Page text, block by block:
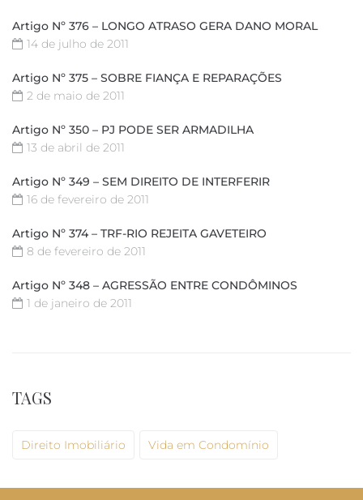
Artigo Nº 376 – LONGO ATRASO GERA DANO MORAL
14 de julho de 2011
Artigo Nº 375 – SOBRE FIANÇA E REPARAÇÕES
2 de maio de 2011
Artigo Nº 350 – PJ PODE SER ARMADILHA
13 de abril de 2011
Artigo Nº 349 – SEM DIREITO DE INTERFERIR
16 de fevereiro de 2011
Artigo Nº 374 – TRF-RIO REJEITA GAVETEIRO
8 de fevereiro de 2011
Artigo Nº 348 – AGRESSÃO ENTRE CONDÔMINOS
1 de janeiro de 2011
TAGS
Direito Imobiliário Vida em Condomínio